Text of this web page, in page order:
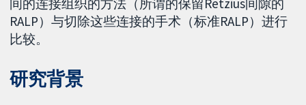
间的连接组织的方法（所谓的保留Retzius间隙的
RALP）与切除这些连接的手术（标准RALP）进行
比较。
研究背景